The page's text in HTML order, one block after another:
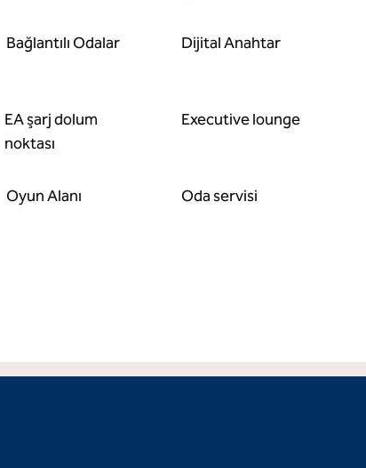
Bağlantılı Odalar Dijital Anahtar
EA şarj dolum
noktası
Executive lounge
Oyun Alanı Oda servisi